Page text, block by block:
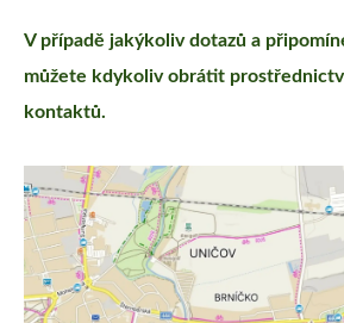
V případě jakýkoliv dotazů a
můžete kdykoliv obrátit
kontaktů.